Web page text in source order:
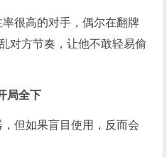
很高的对手，偶尔在翻牌
对方节奏，让他不敢轻易偷
局全下
但如果盲目使用，反而会